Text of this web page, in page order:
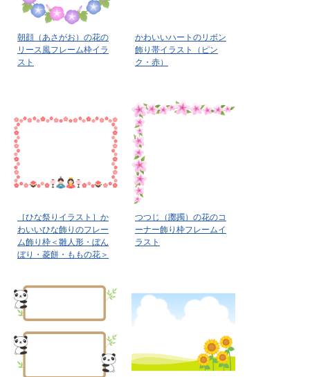
朝顔（あさがお）の花の
リース風フレーム枠イラ
スト
かわいいハートのリボン
飾り帯イラスト（ピン
ク・赤）
［ひな祭りイラスト］か
わいいひな飾りのフレー
ム飾り枠＜雛人形・ぼん
ぼり・菱餅・ももの花＞
つつじ（躑躅）の花のコ
ーナー飾り枠フレームイ
ラスト